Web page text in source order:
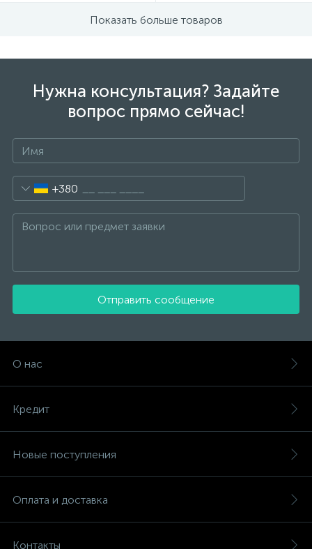
Показать больше товаров
Нужна консультация? Задайте
вопрос прямо сейчас!
+380
Отправить сообщение
О нас
Кредит
Новые поступления
Оплата и доставка
Контакты